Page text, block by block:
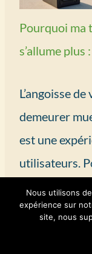
Pourquoi
s’allume plus
L’angoisse
demeurer
est une
utilisateurs.
Nous utilisons
expérience sur
site, nous